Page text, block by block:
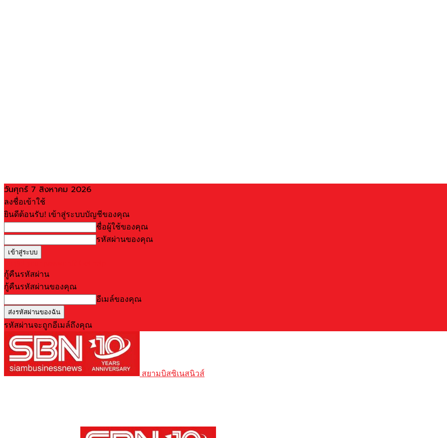
วันศุกร์ 7 สิงหาคม 2026
ลงชื่อเข้าใช้
ยินดีต้อนรับ! เข้าสู่ระบบบัญชีของคุณ
ชื่อผู้ใช้ของคุณ
รหัสผ่านของคุณ
กู้คืนรหัสผ่าน
กู้คืนรหัสผ่านของคุณ
อีเมล์ของคุณ
รหัสผ่านจะถูกอีเมล์ถึงคุณ
สยามบิสซิเนสนิวส์